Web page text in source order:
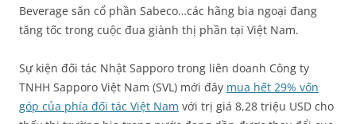
Beverage săn cổ phần Sabeco…các hãng bia ngoại đang
tăng tốc trong cuộc đua giành thị phần tại Việt Nam.
Sự kiện đối tác Nhật Sapporo trong liên doanh Công ty
TNHH Sapporo Việt Nam (SVL) mới đây mua hết 29% vốn
góp của phía đối tác Việt Nam với trị giá 8,28 triệu USD cho